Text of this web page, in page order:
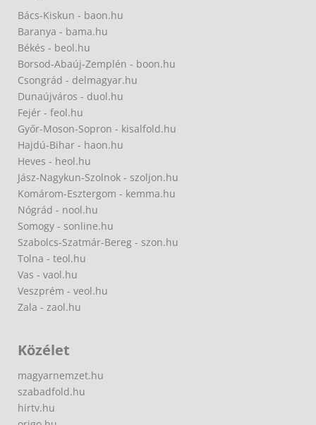
Bács-Kiskun - baon.hu
Baranya - bama.hu
Békés - beol.hu
Borsod-Abaúj-Zemplén - boon.hu
Csongrád - delmagyar.hu
Dunaújváros - duol.hu
Fejér - feol.hu
Győr-Moson-Sopron - kisalfold.hu
Hajdú-Bihar - haon.hu
Heves - heol.hu
Jász-Nagykun-Szolnok - szoljon.hu
Komárom-Esztergom - kemma.hu
Nógrád - nool.hu
Somogy - sonline.hu
Szabolcs-Szatmár-Bereg - szon.hu
Tolna - teol.hu
Vas - vaol.hu
Veszprém - veol.hu
Zala - zaol.hu
Közélet
magyarnemzet.hu
szabadfold.hu
hirtv.hu